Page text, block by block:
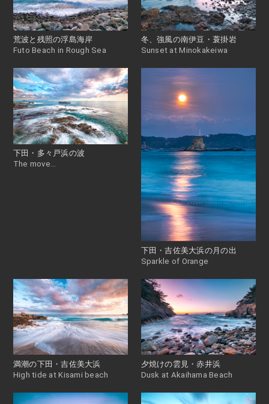
荒波と残照の浮島海岸
Futo Beach in Rough Sea
冬、強風の南伊豆・蓑掛岩
Sunset at Minokakeiwa
下田・多々戸浜の波
The move…
下田・吉佐美大浜の月の出
Sparkle of Orange
満潮の下田・吉佐美大浜
High tide at Kisami beach
夕焼けの雲見・赤井浜
Dusk at Akaihama Beach